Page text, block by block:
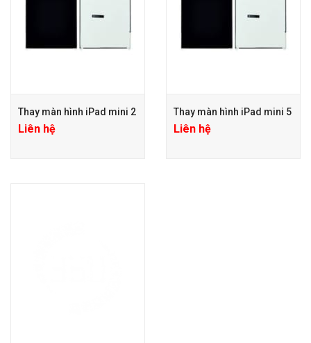
Thay màn hình iPad mini 2
Liên hệ
Thay màn hình iPad mini 5
Liên hệ